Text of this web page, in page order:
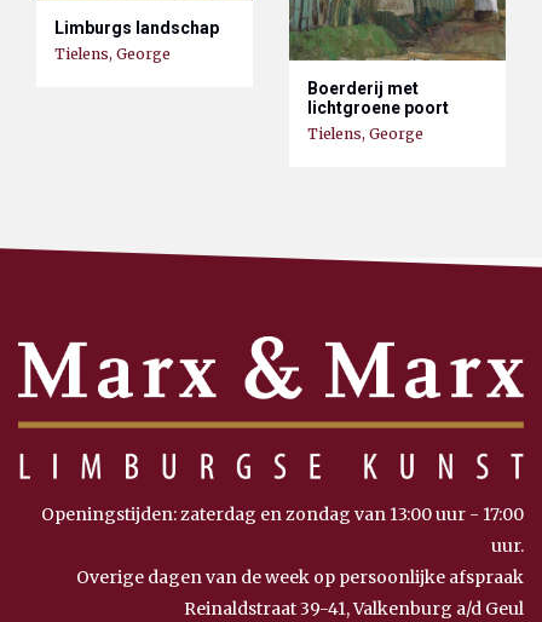
Limburgs landschap
Tielens, George
Boerderij met
lichtgroene poort
Tielens, George
Openingstijden: zaterdag en zondag van 13:00 uur - 17:00
uur.
Overige dagen van de week op persoonlijke afspraak
Reinaldstraat 39-41, Valkenburg a/d Geul